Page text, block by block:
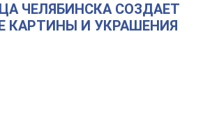
ЧЕЛЯБИНСКА СОЗДАЕТ
КАРТИНЫ И УКРАШЕНИЯ